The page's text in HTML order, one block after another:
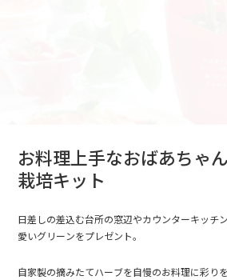
お料理上手なおばあちゃ
栽培キット
日差しの差込む台所の窓辺やカウンターキッチ
愛いグリーンをプレゼント。
自家製の摘みたてハーブを自慢のお料理に彩り